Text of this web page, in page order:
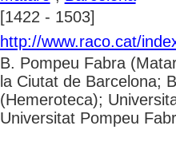
[1422 - 1503]
http://www.raco.cat/
B. Pompeu Fabra
la Ciutat de Barcelona;
(Hemeroteca);
Universitat Pompeu